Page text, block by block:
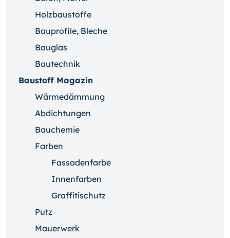
Holzbaustoffe
Bauprofile, Bleche
Bauglas
Bautechnik
Baustoff Magazin
Wärmedämmung
Abdichtungen
Bauchemie
Farben
Fassadenfarbe
Innenfarben
Graffitischutz
Putz
Mauerwerk